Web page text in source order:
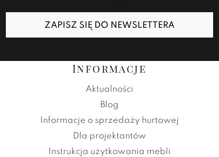
ZAPISZ SIĘ DO NEWSLETTERA
Informacje
Aktualności
Blog
Informacje o sprzedaży hurtowej
Dla projektantów
Instrukcja użytkowania mebli